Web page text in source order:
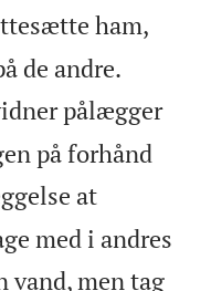
ham,
de andre.
pålægger
på forhånd
at
med i andres
vand, men tag